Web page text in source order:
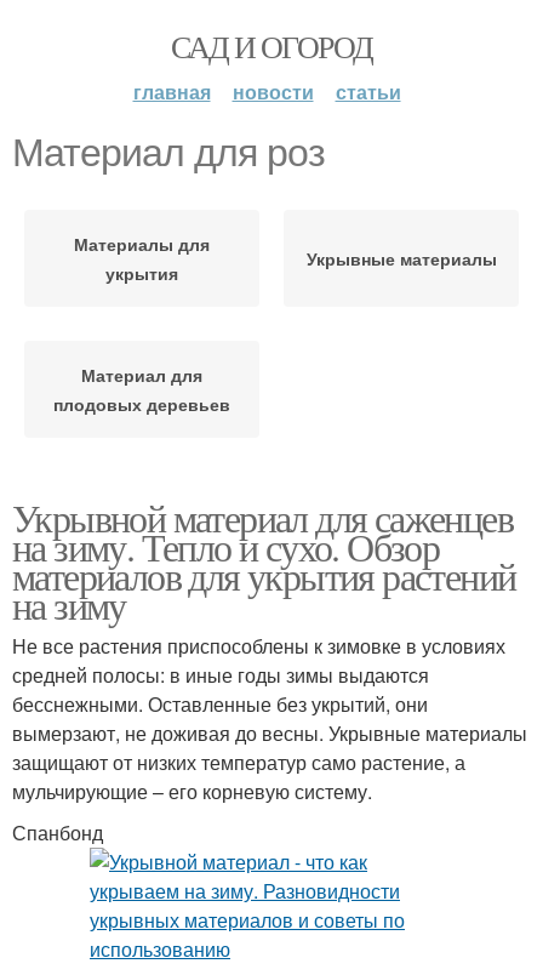
САД И ОГОРОД
главная новости статьи
Материал для роз
Материалы для
укрытия
Укрывные материалы
Материал для
плодовых деревьев
Укрывной материал для саженцев
на зиму. Тепло и сухо. Обзор
материалов для укрытия растений
на зиму
Не все растения приспособлены к зимовке в условиях
средней полосы: в иные годы зимы выдаются
бесснежными. Оставленные без укрытий, они
вымерзают, не доживая до весны. Укрывные материалы
защищают от низких температур само растение, а
мульчирующие – его корневую систему.
Спанбонд